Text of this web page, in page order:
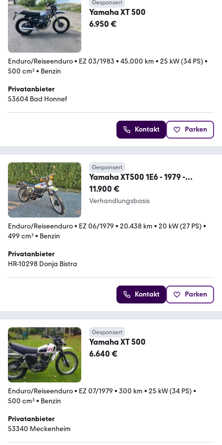
Gesponsert
Yamaha XT 500
6.950 €
Enduro/Reiseenduro• EZ 03/1983 • 45.000 km • 25 kW (34 PS) •
500 cm³• Benzin
Privatanbieter
53604 Bad Honnef
Kontakt Parken
Gesponsert
Yamaha XT500 1E6 - 1979 -
Unrestored Survivor
11.900 €
Verhandlungsbasis
Enduro/Reiseenduro• EZ 06/1979 • 20.438 km • 20 kW (27 PS) •
499 cm³• Benzin
Privatanbieter
HR-10298 Donja Bistra
Kontakt Parken
Gesponsert
Yamaha XT 500
6.640 €
Enduro/Reiseenduro• EZ 07/1979 • 300 km • 25 kW (34 PS) •
500 cm³• Benzin
Privatanbieter
53340 Meckenheim